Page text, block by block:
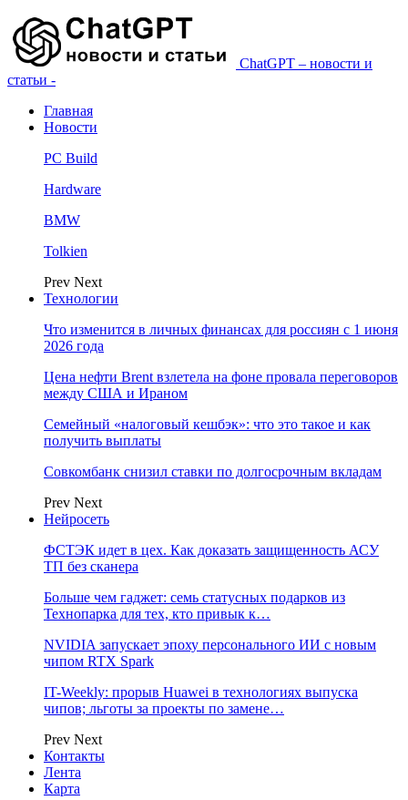
ChatGPT – новости и
статьи -
Главная
Новости
PC Build
Hardware
BMW
Tolkien
Prev Next
Технологии
Что изменится в личных финансах для россиян с 1 июня
2026 года
Цена нефти Brent взлетела на фоне провала переговоров
между США и Ираном
Семейный «налоговый кешбэк»: что это такое и как
получить выплаты
Совкомбанк снизил ставки по долгосрочным вкладам
Prev Next
Нейросеть
ФСТЭК идет в цех. Как доказать защищенность АСУ
ТП без сканера
Больше чем гаджет: семь статусных подарков из
Технопарка для тех, кто привык к…
NVIDIA запускает эпоху персонального ИИ с новым
чипом RTX Spark
IT-Weekly: прорыв Huawei в технологиях выпуска
чипов; льготы за проекты по замене…
Prev Next
Контакты
Лента
Карта